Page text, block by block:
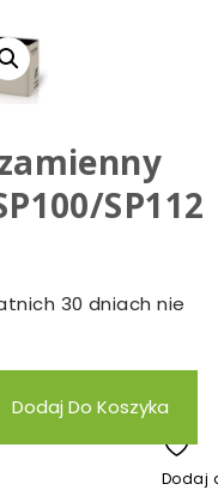
SP112
30 dniach nie
Dodaj Do Koszyka
Dodaj